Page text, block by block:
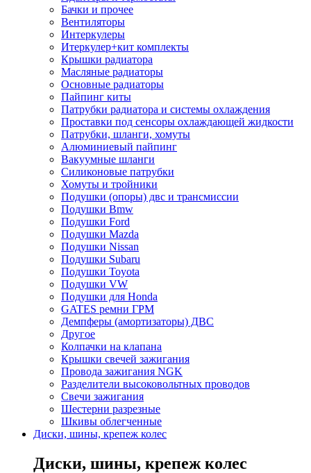
Бачки и прочее
Вентиляторы
Интеркулеры
Итеркулер+кит комплекты
Крышки радиатора
Масляные радиаторы
Основные радиаторы
Пайпинг киты
Патрубки радиатора и системы охлаждения
Проставки под сенсоры охлаждающей жидкости
Патрубки, шланги, хомуты
Алюминиевый пайпинг
Вакуумные шланги
Силиконовые патрубки
Хомуты и тройники
Подушки (опоры) двс и трансмиссии
Подушки Bmw
Подушки Ford
Подушки Mazda
Подушки Nissan
Подушки Subaru
Подушки Toyota
Подушки VW
Подушки для Honda
GATES ремни ГРМ
Демпферы (амортизаторы) ДВС
Другое
Колпачки на клапана
Крышки свечей зажигания
Провода зажигания NGK
Разделители высоковольтных проводов
Свечи зажигания
Шестерни разрезные
Шкивы облегченные
Диски, шины, крепеж колес
Диски, шины, крепеж колес